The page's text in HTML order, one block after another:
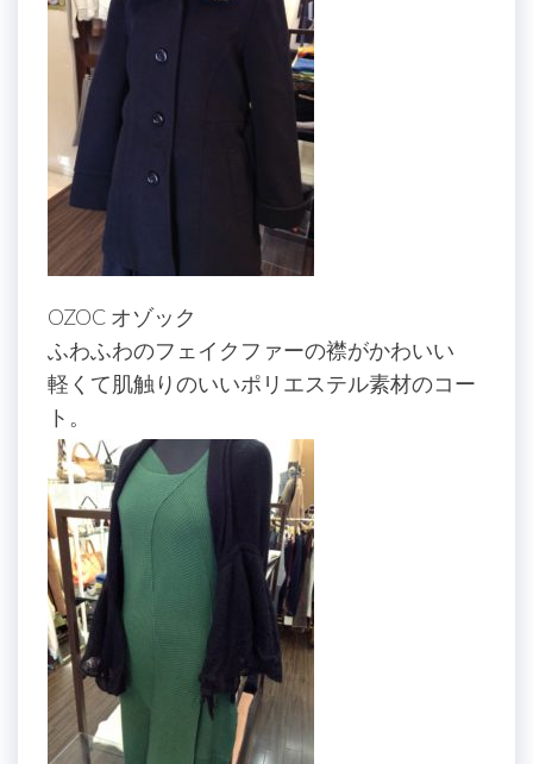
OZOC オゾック
ふわふわのフェイクファーの襟がかわいい
軽くて肌触りのいいポリエステル素材のコー
ト。